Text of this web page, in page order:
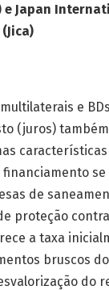
e Japan
e
(juros)
financiamento
de
proteção
a taxa
bruscos
do